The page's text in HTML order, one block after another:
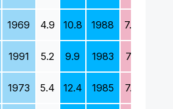
1969 4.9 10.8 1988 7.0
1991 5.2 9.9 1983 7.1
1973 5.4 12.4 1985 7.3